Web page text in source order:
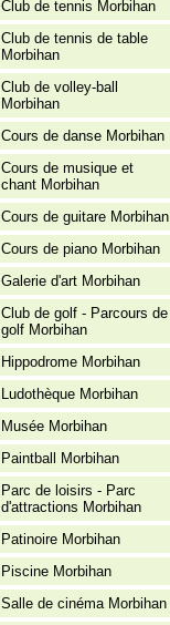
Club de tennis Morbihan
Club de tennis de table
Morbihan
Club de volley-ball
Morbihan
Cours de danse Morbihan
Cours de musique et
chant Morbihan
Cours de guitare Morbihan
Cours de piano Morbihan
Galerie d'art Morbihan
Club de golf - Parcours de
golf Morbihan
Hippodrome Morbihan
Ludothèque Morbihan
Musée Morbihan
Paintball Morbihan
Parc de loisirs - Parc
d'attractions Morbihan
Patinoire Morbihan
Piscine Morbihan
Salle de cinéma Morbihan